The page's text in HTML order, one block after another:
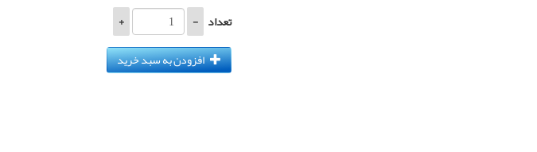
تعداد -
+
افزودن به سبد خرید